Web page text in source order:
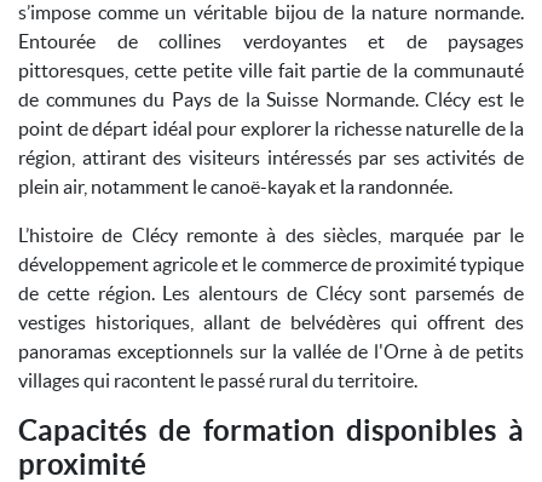
s’impose comme un véritable bijou de la nature normande.
Entourée de collines verdoyantes et de paysages
pittoresques, cette petite ville fait partie de la communauté
de communes du Pays de la Suisse Normande. Clécy est le
point de départ idéal pour explorer la richesse naturelle de la
région, attirant des visiteurs intéressés par ses activités de
plein air, notamment le canoë-kayak et la randonnée.
L’histoire de Clécy remonte à des siècles, marquée par le
développement agricole et le commerce de proximité typique
de cette région. Les alentours de Clécy sont parsemés de
vestiges historiques, allant de belvédères qui offrent des
panoramas exceptionnels sur la vallée de l'Orne à de petits
villages qui racontent le passé rural du territoire.
Capacités de formation disponibles à
proximité